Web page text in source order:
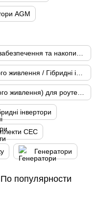
AGM
інвертори
СЕС
Генератори
По популярности